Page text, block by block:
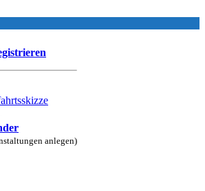
anlegen)